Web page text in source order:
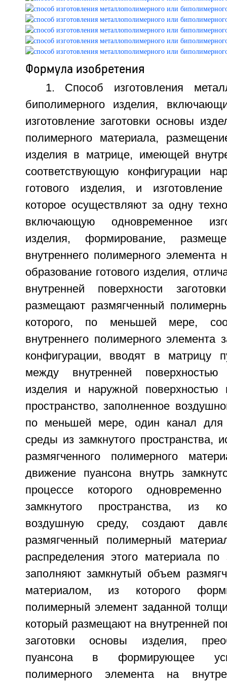
Формула изобретения
1. Способ изготовления
биполимерного изделия,
изготовление заготовки основы
полимерного материала,
изделия в матрице, имеющей
соответствующую конфигурации
готового изделия, и
которое осуществляют за одну
включающую одновременное
изделия, формирование,
внутреннего полимерного элемента
образование готового изделия,
внутренней поверхности
размещают размягченный
которого, по меньшей мере,
внутреннего полимерного
конфигурации, вводят в матрицу
между внутренней поверхностью
изделия и наружной поверхностью
пространство, заполненное
по меньшей мере, один канал для
среды из замкнутого пространства,
размягченного полимерного
движение пуансона внутрь
процессе которого
замкнутого пространства, из
воздушную среду, создают
размягченный полимерный
распределения этого материала по
заполняют замкнутый объем
материалом, из которого
полимерный элемент заданной
который размещают на внутренней
заготовки основы изделия,
пуансона в формирующее
полимерного элемента на